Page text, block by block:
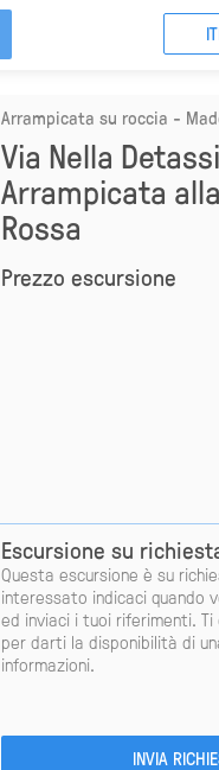
Arrampicata su roccia -
Via Nella
Arrampicata
Rossa
Prezzo escursione
Escursione su
Questa escursione è su
interessato indicaci quando
ed inviaci i tuoi riferimenti.
per darti la disponibilità di
informazioni.